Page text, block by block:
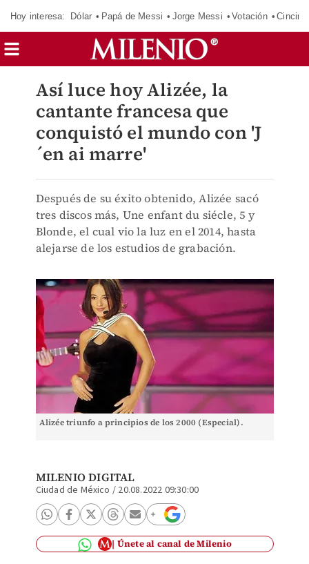
Hoy interesa: Dólar Papá de Messi Jorge Messi Votación
Así luce hoy Alizée, la
cantante francesa que
conquistó el mundo con 'J
´en ai marre'
Después de su éxito obtenido, Alizée sacó
tres discos más, Une enfant du siécle, 5 y
Blonde, el cual vio la luz en el 2014, hasta
alejarse de los estudios de grabación.
Alizée triunfo a principios de los 2000 (Especial).
MILENIO DIGITAL
Ciudad de México / 20.08.2022 09:30:00
Únete al canal de Milenio